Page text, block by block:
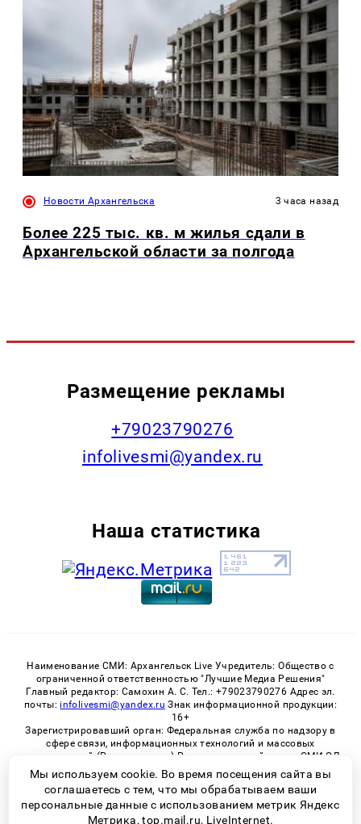
Новости Архангельска 3 часа назад
Более 225 тыс. кв. м жилья сдали в
Архангельской области за полгода
Размещение рекламы
+79023790276
infolivesmi@yandex.ru
Наша статистика
Наименование СМИ: Архангельск Live Учредитель: Общество с
ограниченной ответственностью "Лучшие Медиа Решения"
Главный редактор: Самохин А. С. Тел.: +79023790276 Адрес эл.
почты: infolivesmi@yandex.ru Знак информационной продукции:
16+
Зарегистрировавший орган: Федеральная служба по надзору в
сфере связи, информационных технологий и массовых
коммуникаций (Роскомнадзор) Регистрационный номер СМИ ЭЛ
№ ФС 77 - 82533 от 21.01.2022
Мы используем cookie. Во время посещения сайта вы
соглашаетесь с тем, что мы обрабатываем ваши
персональные данные с использованием метрик Яндекс
Метрика, top.mail.ru, LiveInternet.